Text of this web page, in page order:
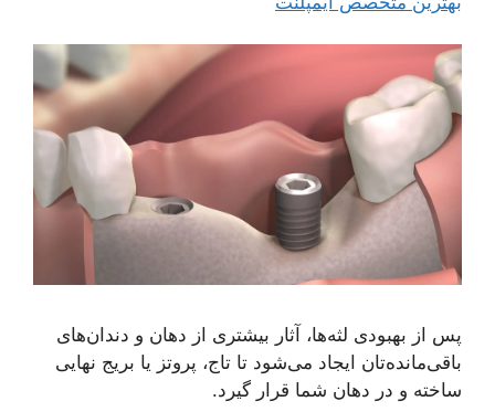
پس از بهبودی لثه‌ها، آثار بیشتری از دهان و دندان‌های
باقی‌مانده‌تان ایجاد می‌شود تا تاج، پروتز یا بریج نهایی
ساخته و در دهان شما قرار گیرد.